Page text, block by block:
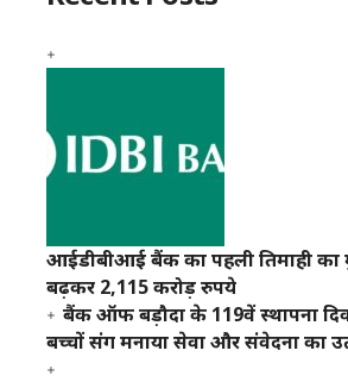
आईडीबीआई बैंक का पहली तिमाही का
बढ़कर 2,115 करोड़ रुपये
बैंक ऑफ बड़ौदा के 119वें स्थापना
बच्चों संग मनाया सेवा और संवेदना का